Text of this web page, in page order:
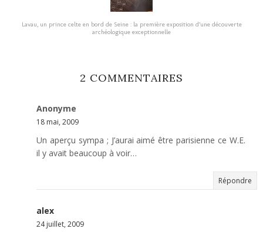
Lavau, un prince celte en bord de Seine : la première exposition d’une découverte
archéologique exceptionnelle
2 COMMENTAIRES
Anonyme
18 mai, 2009
Un aperçu sympa ; J’aurai aimé être parisienne ce W.E.
il y avait beaucoup à voir…
Répondre
alex
24 juillet, 2009